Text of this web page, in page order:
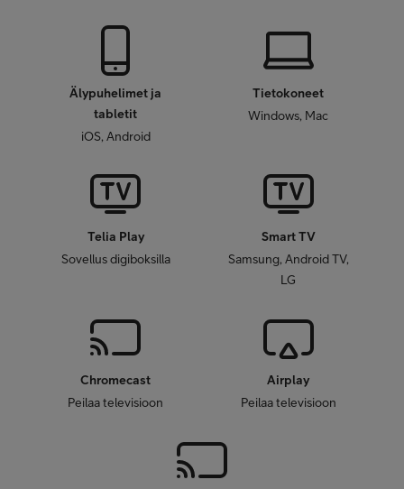
Älypuhelimet ja
tabletit
iOS, Android
Tietokoneet
Windows, Mac
Telia Play
Sovellus digiboksilla
Smart TV
Samsung, Android TV,
LG
Chromecast
Peilaa televisioon
Airplay
Peilaa televisioon